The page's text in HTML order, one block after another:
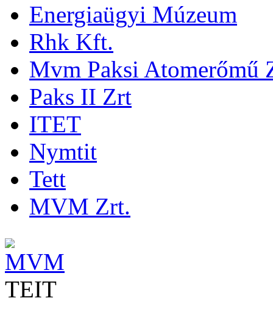
Energiaügyi Múzeum
Rhk Kft.
Mvm Paksi Atomerőmű
Paks II Zrt
ITET
Nymtit
Tett
MVM Zrt.
TEIT